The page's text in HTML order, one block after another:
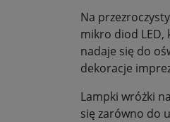
Na
mikro diod LED,
nadaje się do
dekoracje
Lampki wróżki
się zarówno do